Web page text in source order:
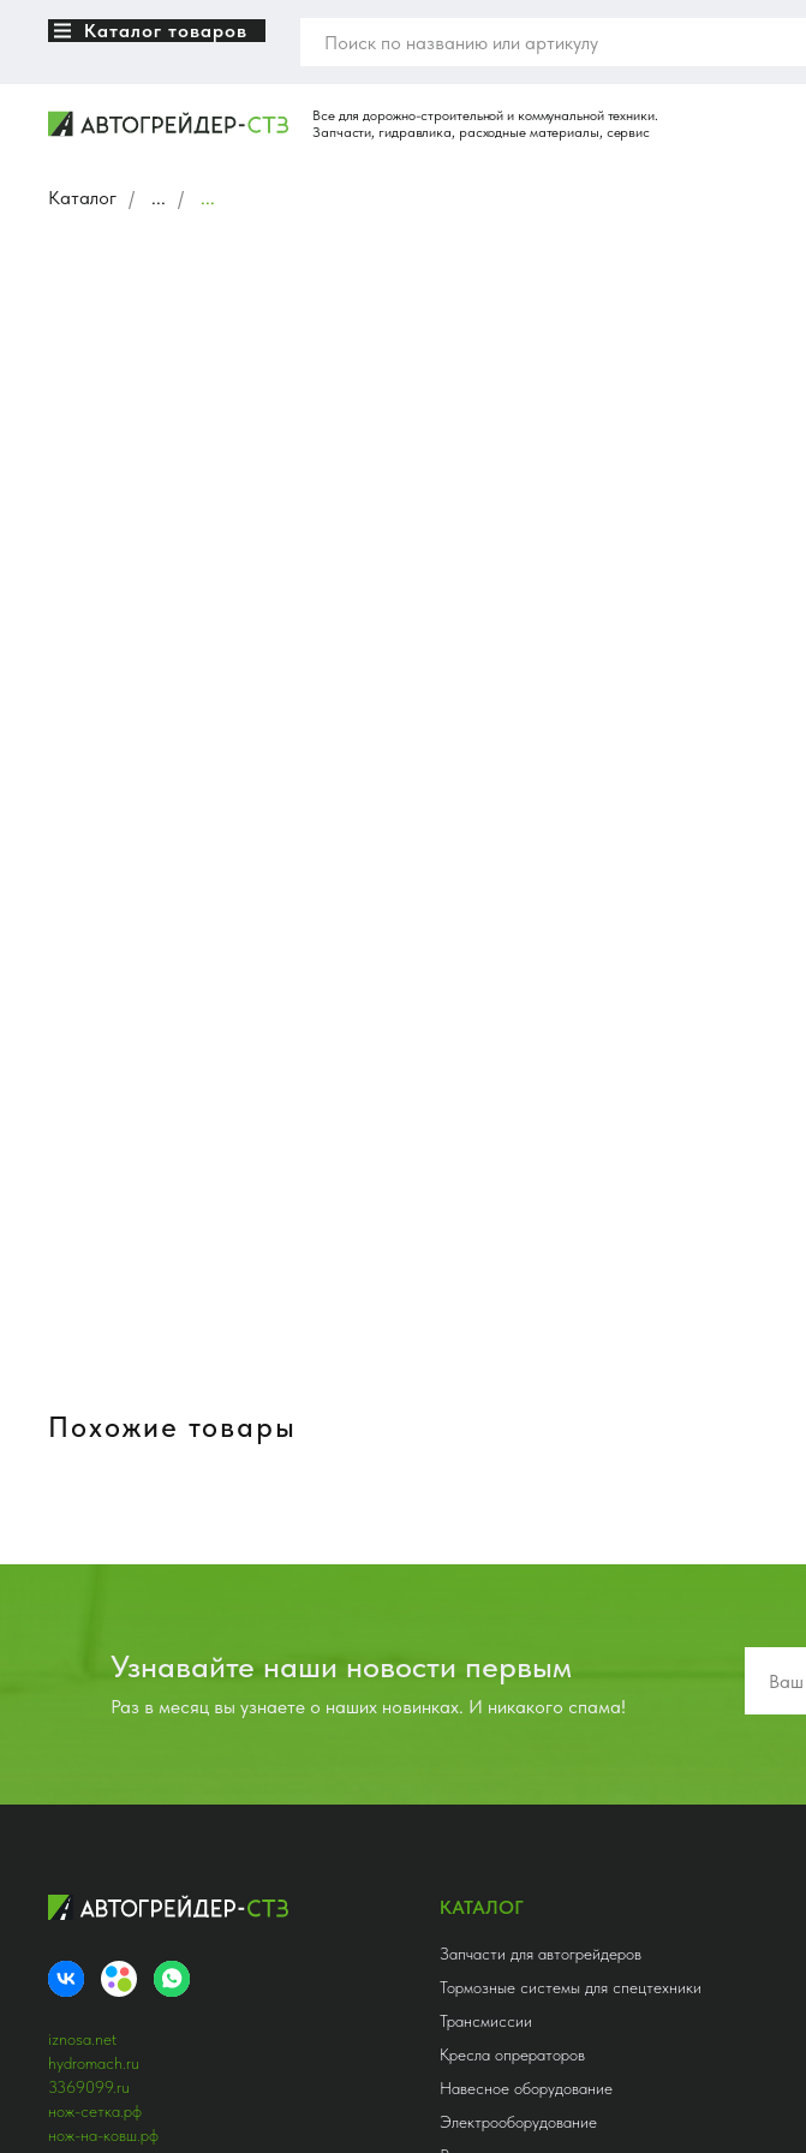
Каталог товаров
Каталог / ... / ...
Похожие товары
Узнавайте наши новости первым
Раз в месяц вы узнаете о наших новинках. И никакого спама!
iznosa.net
hydromach.ru
3369099.ru
нож-сетка.рф
нож-на-ковш.рф
КАТАЛОГ
Запчасти для автогрейдеров
Тормозные системы для спецтехники
Трансмиссии
Кресла опрераторов
Навесное оборудование
Электрооборудование